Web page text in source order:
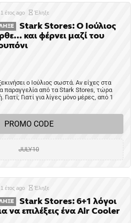
1 έτος ago Έληξε
Stark Stores: Ο Ιούλιος
και φέρνει μαζί του
ο Ιούλιος σωστά. Αν είχες στα
παραγγελία από τα Stark Stores, τώρα
Γιατί; Γιατί για λίγες μόνο μέρες, από 1
PROMO CODE
JULY10
1 έτος ago Έληξε
Stark Stores: 6+1 λόγοι
να επιλέξεις ένα Air Cooler